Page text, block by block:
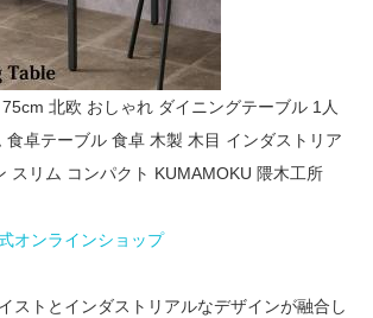
北欧 おしゃれ ダイニングテーブル 1人
食卓テーブル 食卓 木製 木目 インダストリア
スリム コンパクト KUMAMOKU 隈木工所
オンラインショップ
ストとインダストリアルなデザインが融合し